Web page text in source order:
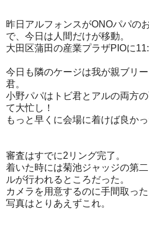
昨日アルフォンスがONOパパの
で、今日は人間だけが移動。
大田区蒲田の産業プラザPIOに
今日も隣のケージは我が親ブリ
君。
小野パパはトビ君とアルの両方
て大忙し！
もっと早くに会場に着けば良かっ
審査はすでに2リング完了。
着いた時には菊池ジャッジの第
ルが行われるところだった。
カメラを用意するのに手間取っ
写真はとりあえずこれ。